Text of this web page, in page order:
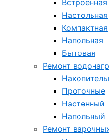
Встроенная
Настольная
Компактная
Напольная
Бытовая
Ремонт
Проточные
Настенный
Напольный
Ремонт